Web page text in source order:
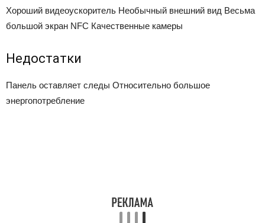
Хороший видеоускоритель Необычный внешний вид Весьма
большой экран NFC Качественные камеры
Недостатки
Панель оставляет следы Относительно большое
энергопотребление